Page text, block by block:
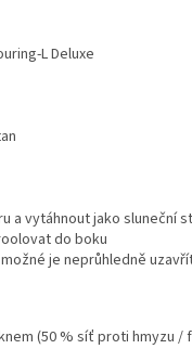
L Deluxe
a vytáhnout jako sluneční
do boku
je neprůhledně
(50 % síť proti hmyzu /